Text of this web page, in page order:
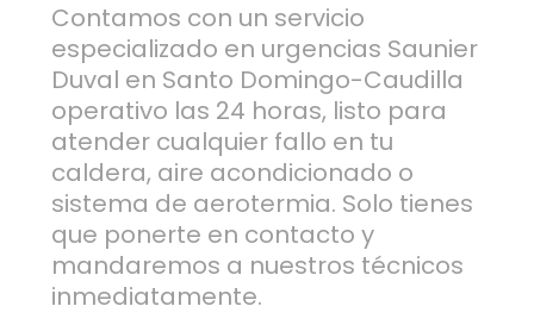
Contamos con un servicio
especializado en urgencias Saunier
Duval en Santo Domingo-Caudilla
operativo las 24 horas, listo para
atender cualquier fallo en tu
caldera, aire acondicionado o
sistema de aerotermia. Solo tienes
que ponerte en contacto y
mandaremos a nuestros técnicos
inmediatamente.